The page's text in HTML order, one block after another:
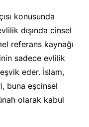
konusunda
dışında cinsel
referans kaynağı
sadece evlilik
eder. İslam,
buna eşcinsel
olarak kabul